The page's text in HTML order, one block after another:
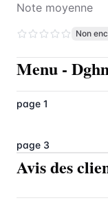
Note moyenne
Non
Menu -
page 1
page 3
Avis des